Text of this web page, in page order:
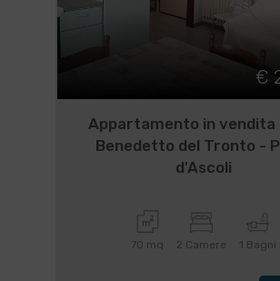
€
Appartamento in vendita
Benedetto del Tronto -
d'Ascoli
70 mq 2 Camere 1 Bagni